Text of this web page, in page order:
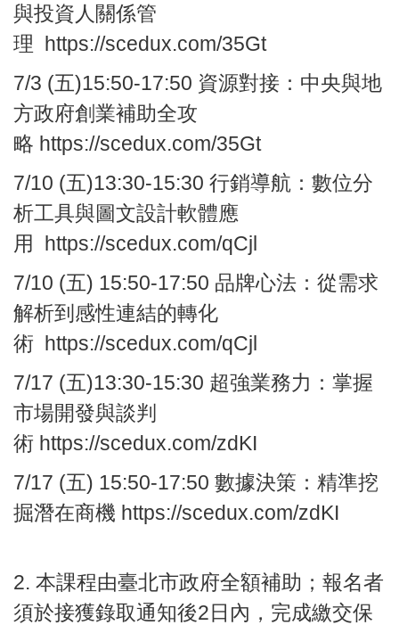
與投資人關係管
理 https://scedux.com/35Gt
7/3 (五)15:50-17:50 資源對接：中央與地
方政府創業補助全攻
略 https://scedux.com/35Gt
7/10 (五)13:30-15:30 行銷導航： 數位分
析工具與圖文設計軟體應
用
https://scedux.com/qCjl
7/10 (五) 15:50-17:50 品牌心法： 從需求
解析到感性連結的轉化
術 https://scedux.com/qCjl
7/17 (五)13:30-15:30 超強業務力： 掌握
市場開發與談判
術 https://scedux.com/zdKI
7/17 (五) 15:50-17:50 數據決策： 精準挖
掘潛在商機 https://scedux.com/zdKI
2. 本課程由臺北市政府全額補助；報名者
須於接獲錄取通知後2日內，完成繳交保